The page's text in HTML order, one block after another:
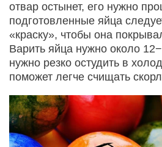
отвар остынет, его нужно
подготовленные яйца
«краску», чтобы она
Варить яйца нужно около
нужно резко остудить в
поможет легче счищать